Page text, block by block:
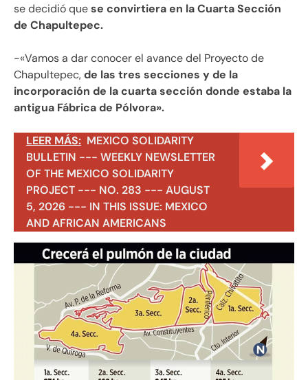
se decidió quese convirtiera en la Cuarta Sección
de Chapultepec.
-«Vamos a dar conocer el avance del Proyecto de
Chapultepec,de las tres secciones y de la
incorporación de la cuarta sección donde estaba la
antigua Fábrica de Pólvora».
LEER MÁS: MEXICO SOLIDARITY
BULLETIN --- WEEKLY NEWSLETTER
OF THE MEXICO SOLIDARITY
PROJECT --- NO. 283 --- AUGUST
5, 2026 --- IN THIS ISSUE: MEXICO
AND AFRICAN AMERICANS